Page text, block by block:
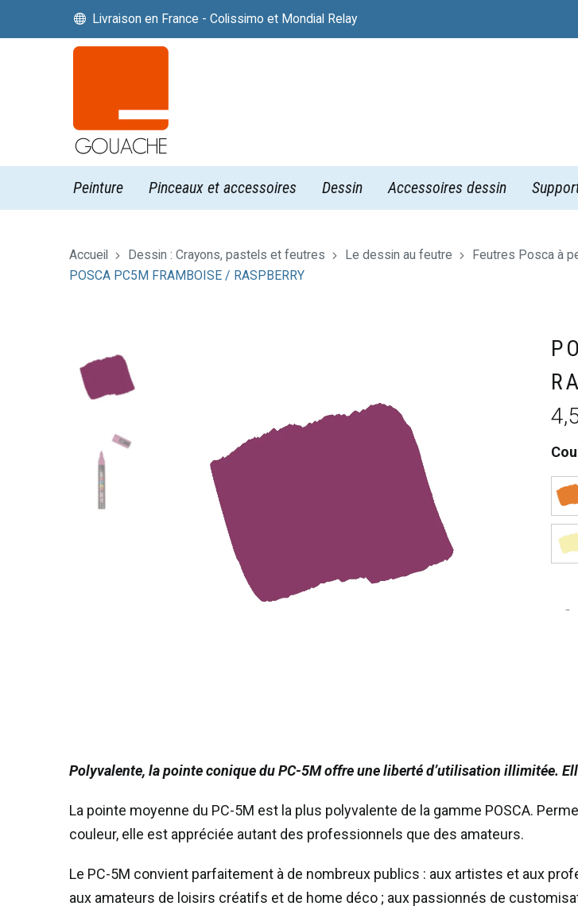

 Livraison en France - Colissimo et Mondial Relay
Peinture Pinceaux et accessoires Dessin Accessoires dessin
Accueil Dessin : Crayons, pastels et feutres Le dessin au feutre Feutres Posca à
POSCA PC5M FRAMBOISE / RASPBERRY
-
Polyvalente, la pointe conique du PC-5M offre une liberté d’utilisation illimitée.
La pointe moyenne du PC-5M est la plus polyvalente de la gamme POSCA.
couleur, elle est appréciée autant des professionnels que des amateurs.
Le PC-5M convient parfaitement à de nombreux publics : aux artistes et aux
aux amateurs de loisirs créatifs et de home déco ; aux passionnés de